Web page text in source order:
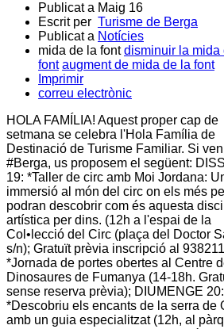
Publicat a Maig 16
Escrit per Turisme de Berga
Publicat a Notícies
mida de la font disminuir la mida
font augment de mida de la font
Imprimir
correu electrònic
HOLA FAMÍLIA! Aquest proper cap de
setmana se celebra l'Hola Família de
Destinació de Turisme Familiar. Si
#Berga, us proposem el següent:
19: *Taller de circ amb Moi Jordana:
immersió al món del circ on els més
podran descobrir com és aquesta
artística per dins. (12h a l'espai de la
Col•lecció del Circ (plaça del Doctor
s/n); Gratuït prèvia inscripció al
*Jornada de portes obertes al Centre
Dinosaures de Fumanya (14-18h.
sense reserva prèvia); DIUMENGE 20:
*Descobriu els encants de la serra de
amb un guia especialitzat (12h, al